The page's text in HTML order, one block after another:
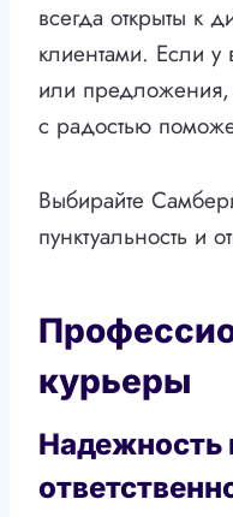
всегда открыты к
клиентами. Если у
или
с радостью
Выбирайте
пунктуальность и
курьеры
Надежность